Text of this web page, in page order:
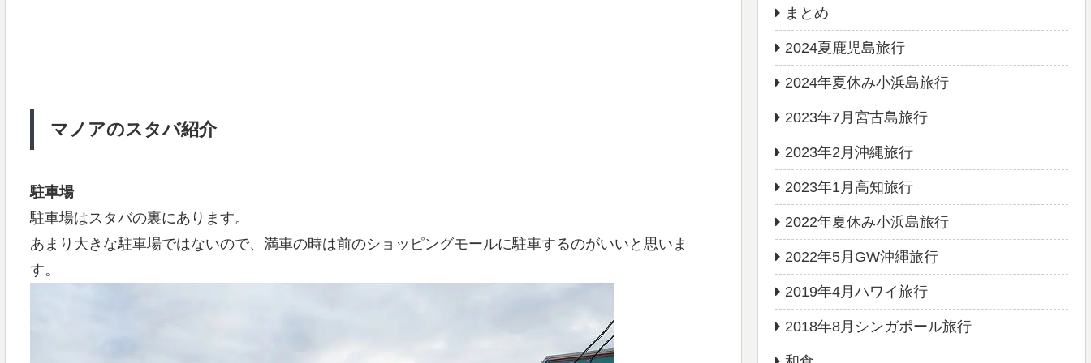
マノアのスタバ紹介
駐車場
駐車場はスタバの裏にあります。
あまり大きな駐車場ではないので、満車の時は前のショッピングモールに駐車するのがいいと思いま
す。
まとめ
2024夏鹿児島旅行
2024年夏休み小浜島旅行
2023年7月宮古島旅行
2023年2月沖縄旅行
2023年1月高知旅行
2022年夏休み小浜島旅行
2022年5月GW沖縄旅行
2019年4月ハワイ旅行
2018年8月シンガポール旅行